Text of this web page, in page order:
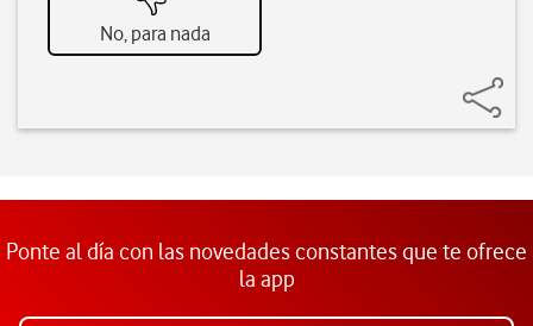
No, para nada
Ponte al día con las novedades constantes que te ofrece
la app